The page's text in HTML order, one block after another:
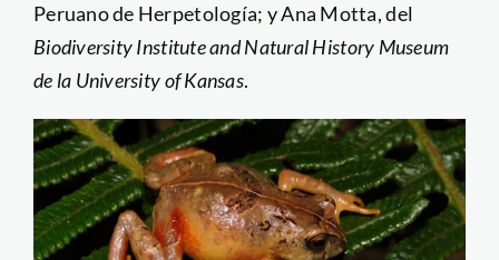
Peruano de Herpetología; y Ana Motta, del
Biodiversity Institute and Natural History Museum
de la University of Kansas.